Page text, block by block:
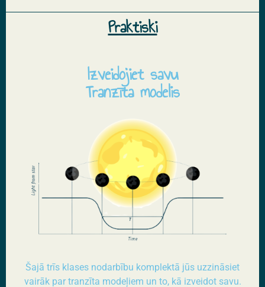
Praktiski
Izveidojiet savu
Tranzīta modelis
Šajā trīs klases nodarbību komplektā jūs uzzināsiet
vairāk par tranzīta modeļiem un to, kā izveidot savu.